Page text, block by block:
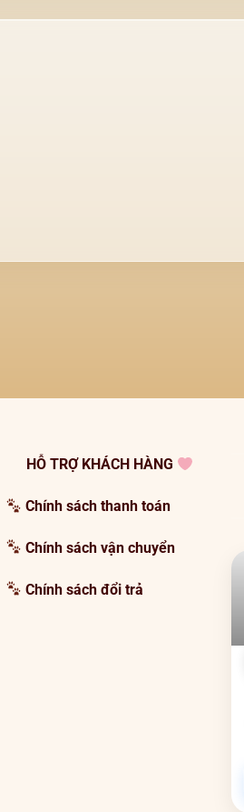
HỖ TRỢ KHÁCH HÀNG
Chính sách thanh toán
Chính sách vận chuyển
Chính sách đổi trả